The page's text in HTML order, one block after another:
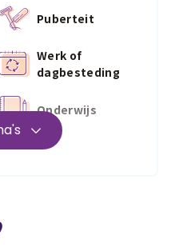
Puberteit
Werk of
dagbesteding
Onderwijs
Wonen